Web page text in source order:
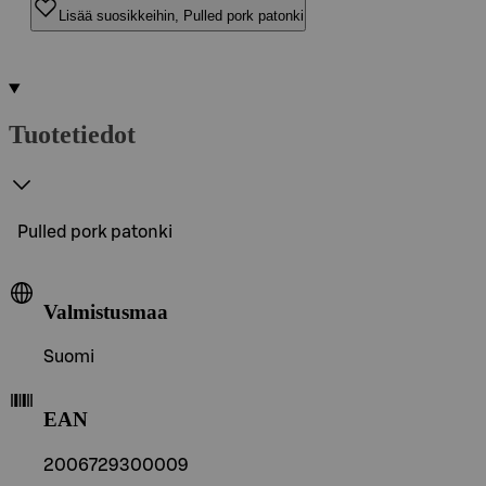
Lisää suosikkeihin, Pulled pork patonki
Tuotetiedot
Pulled pork patonki
Valmistusmaa
Suomi
EAN
2006729300009